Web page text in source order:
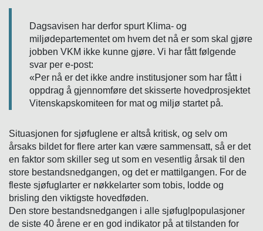
Dagsavisen har derfor spurt Klima- og
miljødepartementet om hvem det nå er som skal gjøre
jobben VKM ikke kunne gjøre. Vi har fått følgende
svar per e-post:
«Per nå er det ikke andre institusjoner som har fått i
oppdrag å gjennomføre det skisserte hovedprosjektet
Vitenskapskomiteen for mat og miljø startet på.
Situasjonen for sjøfuglene er altså kritisk, og selv om
årsaks bildet for flere arter kan være sammensatt, så er det
en faktor som skiller seg ut som en vesentlig årsak til den
store bestandsnedgangen, og det er mattilgangen. For de
fleste sjøfuglarter er nøkkelarter som tobis, lodde og
brisling den viktigste hovedføden.
Den store bestandsnedgangen i alle sjøfuglpopulasjoner
de siste 40 årene er en god indikator på at tilstanden for